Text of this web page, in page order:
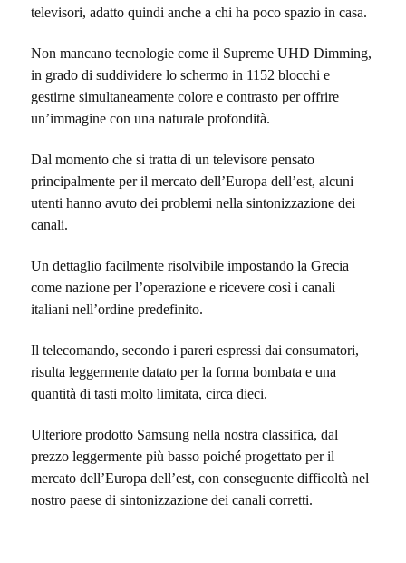
televisori, adatto quindi anche a chi ha poco spazio in casa.
Non mancano tecnologie come il Supreme UHD Dimming,
in grado di suddividere lo schermo in 1152 blocchi e
gestirne simultaneamente colore e contrasto per offrire
un’immagine con una naturale profondità.
Dal momento che si tratta di un televisore pensato
principalmente per il mercato dell’Europa dell’est, alcuni
utenti hanno avuto dei problemi nella sintonizzazione dei
canali.
Un dettaglio facilmente risolvibile impostando la Grecia
come nazione per l’operazione e ricevere così i canali
italiani nell’ordine predefinito.
Il telecomando, secondo i pareri espressi dai consumatori,
risulta leggermente datato per la forma bombata e una
quantità di tasti molto limitata, circa dieci.
Ulteriore prodotto Samsung nella nostra classifica, dal
prezzo leggermente più basso poiché progettato per il
mercato dell’Europa dell’est, con conseguente difficoltà nel
nostro paese di sintonizzazione dei canali corretti.